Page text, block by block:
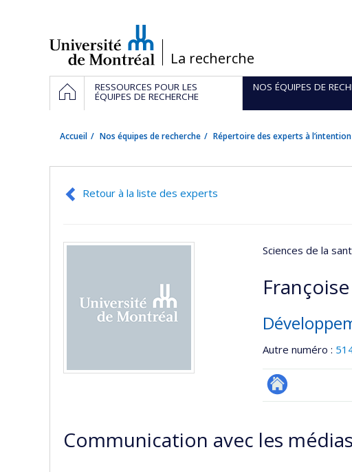
/La recherche
Navigation
principale
ACCUEILRESSOURCES POUR LES
ÉQUIPES DE RECHERCHE
NOS ÉQUIPES DE
Accueil Nos équipes de recherche Répertoire des experts à
Retour à la liste des experts
Sciences de la
Autre numéro :
Autre
web
Communication avec les médias